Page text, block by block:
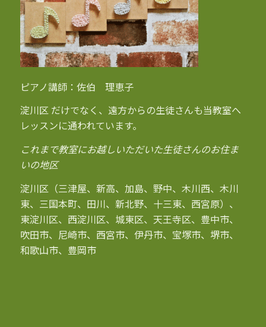
ピアノ講師：佐伯 理恵子
淀川区 だけでなく、遠方からの生徒さんも当教室へ
レッスンに通われています。
これまで教室にお越しいただいた生徒さんのお住ま
いの地区
淀川区（三津屋、新高、加島、野中、木川西、木川
東、三国本町、田川、新北野、十三東、西宮原）、
東淀川区、西淀川区、城東区、天王寺区、豊中市、
吹田市、尼崎市、西宮市、伊丹市、宝塚市、堺市、
和歌山市、豊岡市